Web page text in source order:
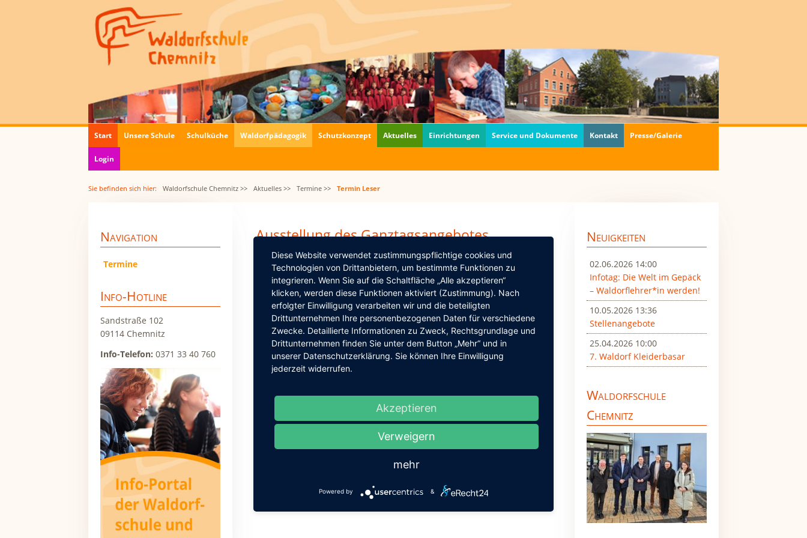
Navigation
Start Unsere Schule Schulküche Waldorfpädagogik Schutzkonzept Aktuelles Einrichtungen Service und Dokumente Kontakt Presse/Galerie
Login
Sie befinden sich hier: Waldorfschule Chemnitz >> Aktuelles >> Termine >> Termin Leser
Ausstellung des Ganztagsangebotes
"Zeichnen"
18.06.2018–28.06.2018
"Die Kinder aus dem Zeichnen-Kurs haben in diesem Schuljahr ganz
fleißig in 3 Gruppen gearbeitet und haben viele schöne Bilder
geschaffen. Mit der Gruppe, die schon das 3. Jahr Zeichnen lernt, haben
wir in diesem Jahr mit einigen Gesichtselementen angefangen, um uns
auf die anspruchsvolle Aufgabe des Portrait-Malens vorzubereiten. Die
Teilnehmer des Kurses wissen bereits, dass Zeichnen viel Geduld und
Fleiß erfordert, was aber dann mit einem wunderschönen Ergebnis
belohnt wird.
Die besten Bilder des 2. Halbjahres sind ab 18.06.2018 im Vorraum der
Klassenzimmer in der 2. Etage des Hauptgebäudes zu bewundern."
gez. Kurbanov
Ort: 2.OG des Unter- und Mittelstufengebäudes der Waldorfschule
Chemnitz, Sandstr. 102, 09114 Chemnitz
Navigation
Navigation
Termine
Info-Hotline
Sandstraße 102
09114 Chemnitz
Info-Telefon: 0371 33 40 760
Neuigkeiten
02.06.2026 14:00
Infotag: Die Welt im Gepäck
– Waldorflehrer*in werden!
10.05.2026 13:36
Stellenangebote
25.04.2026 10:00
7. Waldorf Kleiderbasar
Waldorfschule
Chemnitz
Diese Website verwendet zustimmungspflichtige cookies und
Technologien von Drittanbietern, um bestimmte Funktionen zu
integrieren. Wenn Sie auf die Schaltfläche „Alle akzeptieren“
klicken, werden diese Funktionen aktiviert (Zustimmung). Nach
erfolgter Einwilligung verarbeiten wir und die beteiligten
Drittunternehmen Ihre personenbezogenen Daten für verschiedene
Zwecke. Detaillierte Informationen zu Zweck, Rechtsgrundlage und
Drittunternehmen finden Sie unter dem Button „Mehr“ und in
unserer Datenschutzerklärung. Sie können Ihre Einwilligung
jederzeit widerrufen.
Akzeptieren
Verweigern
mehr
Powered by &